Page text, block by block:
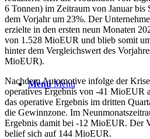
Menü Menü
6 Tonnen) im Zeitraum von Januar bis
dem Vorjahr um 23%. Der
erzielte in den ersten neun Monaten
von 1.528 MioEUR und blieb somit
hinter dem Vergleichswert des
MioEUR).
Nachdem Automotive infolge der
operatives Ergebnis von -41 MioEUR
das operative Ergebnis im dritten
die Gewinnzone. Im
Ergebnis damit bei -12 MioEUR. Der
belief sich auf 144 MioEUR.